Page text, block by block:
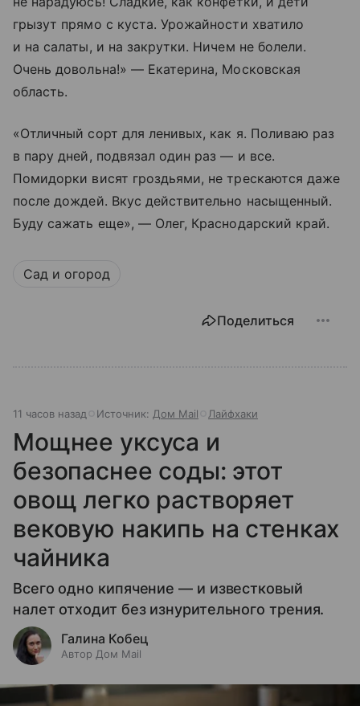
грызут прямо с куста. Урожайности хватило
и на салаты, и на закрутки. Ничем не болели.
Очень довольна!» — Екатерина, Московская
область.
«Отличный сорт для ленивых, как я. Поливаю раз
в пару дней, подвязал один раз — и все.
Помидорки висят гроздьями, не трескаются даже
после дождей. Вкус действительно насыщенный.
Буду сажать еще», — Олег, Краснодарский край.
Сад и огород
Поделиться
11 часов назад Источник: Дом Mail Лайфхаки
Мощнее уксуса и
безопаснее соды: этот
овощ легко растворяет
вековую накипь на стенках
чайника
Всего одно кипячение — и известковый
налет отходит без изнурительного трения.
Галина Кобец
Автор Дом Mail